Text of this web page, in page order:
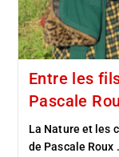
Entre les
Pascale
La Nature et les
de Pascale Roux